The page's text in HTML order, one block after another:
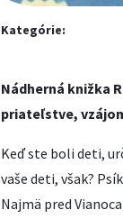
Kategórie:
Nádherná knižka
priateľstve,
Keď ste boli deti,
vaše deti, však?
Najmä pred